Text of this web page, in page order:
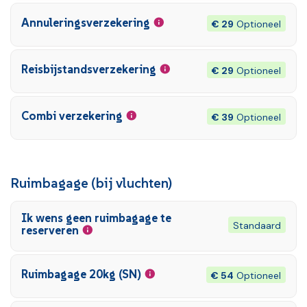
Annuleringsverzekering € 29 Optioneel
Reisbijstandsverzekering € 29 Optioneel
Combi verzekering € 39 Optioneel
Ruimbagage (bij vluchten)
Ik wens geen ruimbagage te
reserveren
Standaard
Ruimbagage 20kg (SN) € 54 Optioneel